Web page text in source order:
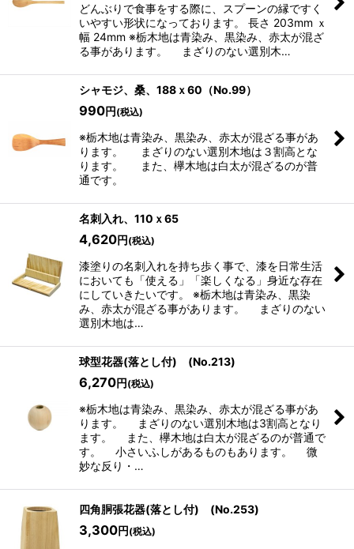
どんぶりで食事をする際に、スプーンの縁ですく
いやすい形状になっております。 長さ 203mm ｘ
幅 24mm ※栃木地は青染み、黒染み、赤太が混ざ
る事があります。 まざりのない選別木…
シャモジ、桑、188ｘ60（No.99）
990円(税込)
※栃木地は青染み、黒染み、赤太が混ざる事があ
ります。 まざりのない選別木地は３割高とな
ります。 また、欅木地は白太が混ざるのが普
通です。
名刺入れ、110ｘ65
4,620円(税込)
漆塗りの名刺入れを持ち歩く事で、漆を日常生活
においても「使える」「楽しくなる」身近な存在
にしていきたいです。 ※栃木地は青染み、黒染
み、赤太が混ざる事があります。 まざりのない
選別木地は…
球型花器(落とし付) (No.213)
6,270円(税込)
※栃木地は青染み、黒染み、赤太が混ざる事があ
ります。 まざりのない選別木地は3割高となり
ます。 また、欅木地は白太が混ざるのが普通で
す。 小さいふしがあるものもあります。 微
妙な反り・…
四角胴張花器(落とし付) (No.253)
3,300円 (税込)